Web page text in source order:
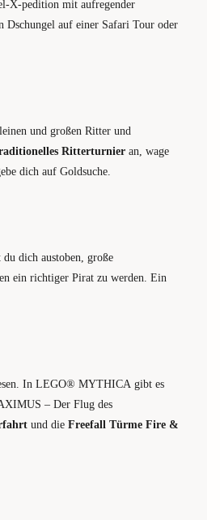
X-pedition mit aufregender
Dschungel auf einer Safari Tour oder
und großen Ritter und
Ritterturnier an, wage
dich auf Goldsuche.
du dich austoben, große
ein richtiger Pirat zu werden. Ein
In LEGO® MYTHICA gibt es
– Der Flug des
und die Freefall Türme Fire &